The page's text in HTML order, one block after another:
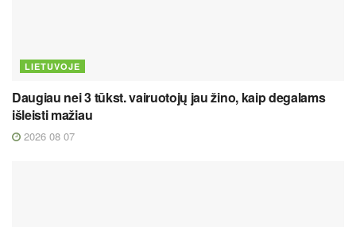
LIETUVOJE
Daugiau nei 3 tūkst. vairuotojų jau žino, kaip degalams
išleisti mažiau
2026 08 07